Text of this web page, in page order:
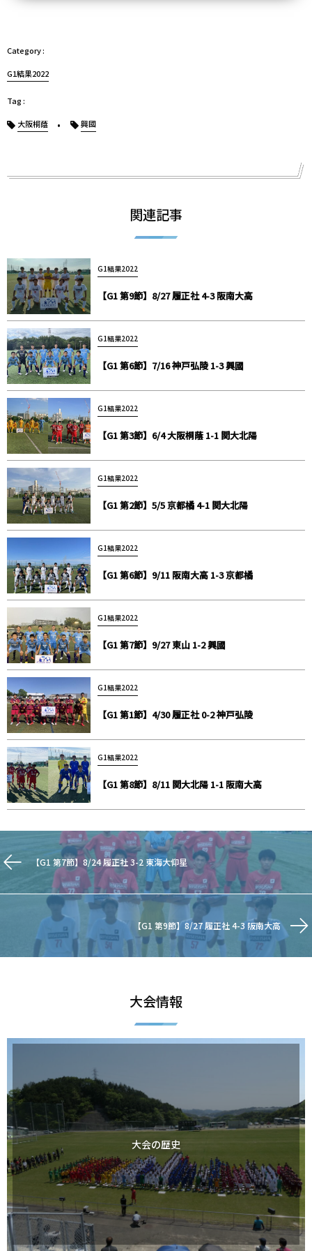
G1結果2022
大阪桐蔭 興國
関連記事
G1結果2022
【G1 第9節】8/27 履正社 4-3 阪南大高
G1結果2022
【G1 第6節】7/16 神戸弘陵 1-3 興國
G1結果2022
【G1 第3節】6/4 大阪桐蔭 1-1 関大北陽
G1結果2022
【G1 第2節】5/5 京都橘 4-1 関大北陽
G1結果2022
【G1 第6節】9/11 阪南大高 1-3 京都橘
G1結果2022
【G1 第7節】9/27 東山 1-2 興國
G1結果2022
【G1 第1節】4/30 履正社 0-2 神戸弘陵
G1結果2022
【G1 第8節】8/11 関大北陽 1-1 阪南大高
【G1 第7節】8/24 履正社 3-2 東海大仰星
【G1 第9節】8/27 履正社 4-3 阪南大高
大会情報
大会の歴史